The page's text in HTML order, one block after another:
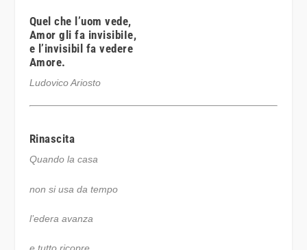
Quel che l’uom vede,
Amor gli fa invisibiIe,
e l’invisibil fa vedere
Amore.
Ludovico Ariosto
Rinascita
Quando la casa
non si usa da tempo
l’edera avanza